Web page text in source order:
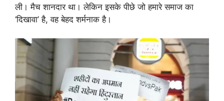
ली। मैच शानदार था। लेकिन इसके पीछे जो हमारे समाज का
‘दिखावा’ है, वह बेहद शर्मनाक है।